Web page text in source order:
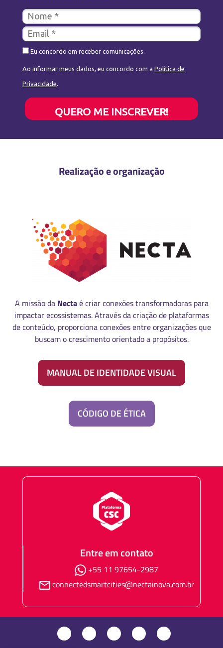
Eu concordo em receber comunicações.
Ao informar meus dados, eu concordo com a Política de
Privacidade.
QUERO ME INSCREVER!
Realização e organização
A missão da Nectaé criar conexões transformadoras para
impactar ecossistemas. Através da criação de plataformas
de conteúdo, proporciona conexões entre organizações que
buscam o crescimento orientado a propósitos.
MANUAL DE IDENTIDADE VISUAL
CÓDIGO DE ÉTICA
Entre em contato
+55 11 97654-2987
connectedsmartcities@nectainova.com.br